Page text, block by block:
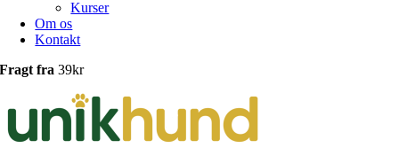
Kurser
Om os
Kontakt
Fragt fra39kr